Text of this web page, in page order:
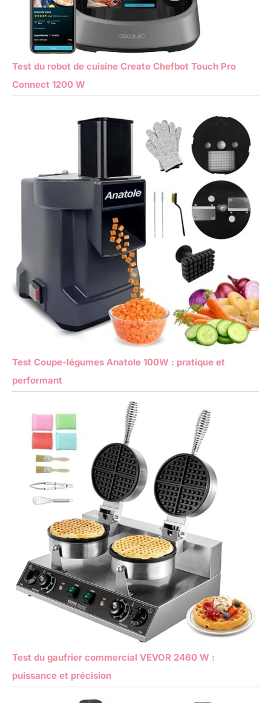
Test du robot de cuisine Create Chefbot Touch Pro
Connect 1200 W
Test Coupe-légumes Anatole 100W : pratique et
performant
Test du gaufrier commercial VEVOR 2460 W :
puissance et précision